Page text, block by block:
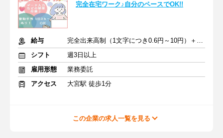
完全在宅ワーク♪自分のペースでOK!!
給与
完全出来高制（1文字につき0.6円～10円）＋皆勤手当
シフト
週3日以上
雇用形態
業務委託
アクセス
大宮駅 徒歩1分
この企業の求人一覧を見る